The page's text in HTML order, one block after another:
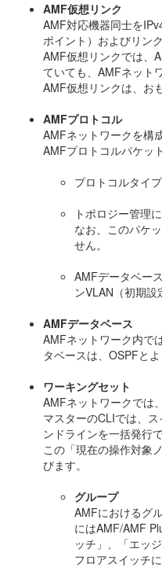
AMF仮想リンク
AMF対応機器同士を
ポイント）およびリン
AMF仮想リンクでは、
ていても、AMFネット
AMF仮想リンクは、お
AMFプロトコル
AMFネットワークを構
AMFプロトコルパケッ
プロトコルタイ
トポロジー管理
なお、このパケ
せん。
AMFデータベー
ンVLAN（初期
AMFデータベース
AMFネットワーク内で
タベースは、OSPFと
ワーキングセット
AMFネットワークでは
マスターのCLIでは、
ンドラインを一括発行
この「現在の操作対象
びます。
グループ
AMFにおけるグ
にはAMF/AMF
ッチ」、「エッ
フロアスイッチ